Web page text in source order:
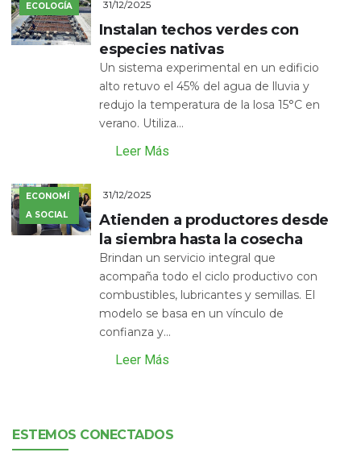
ECOLOGÍA 31/12/2025
Instalan techos verdes con
especies nativas
Un sistema experimental en un edificio
alto retuvo el 45% del agua de lluvia y
redujo la temperatura de la losa 15°C en
verano. Utiliza...
Leer Más
ECONOMÍ
A SOCIAL
31/12/2025
Atienden a productores desde
la siembra hasta la cosecha
Brindan un servicio integral que
acompaña todo el ciclo productivo con
combustibles, lubricantes y semillas. El
modelo se basa en un vínculo de
confianza y...
Leer Más
ESTEMOS CONECTADOS